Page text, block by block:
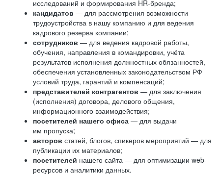
исследований и формирования HR-бренда;
кандидатов — для рассмотрения возможности
трудоустройства в нашу компанию и для ведения
кадрового резерва компании;
сотрудников — для ведения кадровой работы,
обучения, направления в командировки, учёта
результатов исполнения должностных обязанностей,
обеспечения установленных законодательством РФ
условий труда, гарантий и компенсаций;
представителей контрагентов — для заключения
(исполнения) договора, делового общения,
информационного взаимодействия;
посетителей нашего офиса — для выдачи
им пропуска;
авторов статей, блогов, спикеров мероприятий — для
публикации их материалов;
посетителей нашего сайта — для оптимизации web-
ресурсов и аналитики данных.